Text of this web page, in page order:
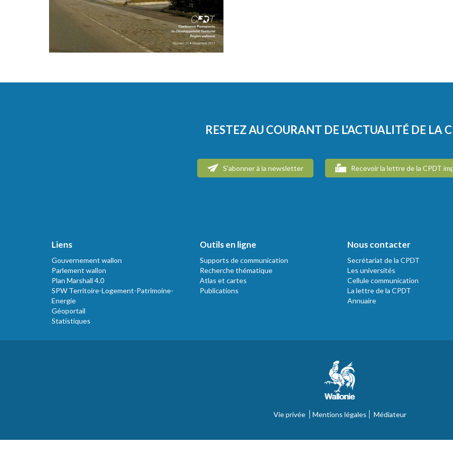
RESTEZ AU COURANT DE L'ACTUALITÉ DE LA
S'abonner à la newsletter Recevoir la lettre de la CPDT
Liens
Gouvernement wallon
Parlement wallon
Plan Marshall 4.0
SPW Territoire-Logement-Patrimoine-
Energie
Géoportail
Statistiques
Outils en ligne
Supports de communication
Recherche thématique
Atlas et cartes
Publications
Nous contacter
Secrétariat de la CPDT
Les universités
Cellule communication
La lettre de la CPDT
Annuaire
Vie privée Mentions légales Médiateur